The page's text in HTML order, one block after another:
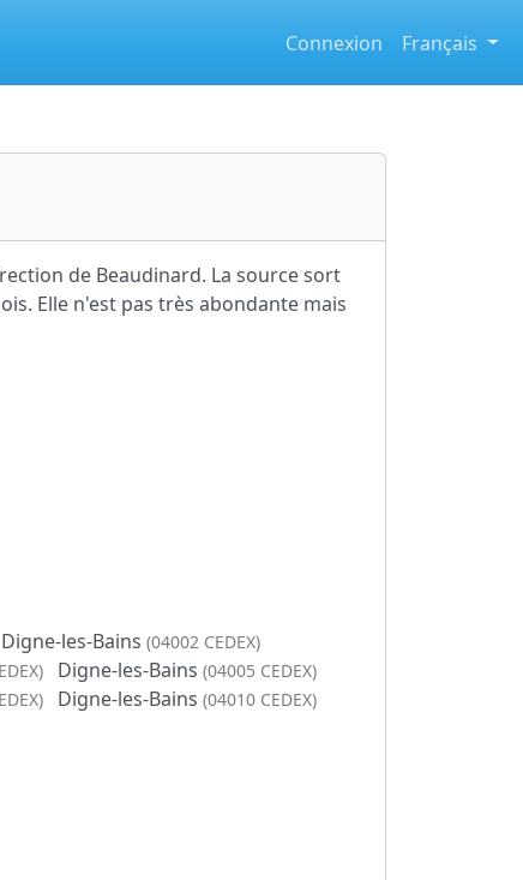
Connexion Français
de Beaudinard. La source sort
Elle n'est pas très abondante mais
Digne-les-Bains (04002 CEDEX)
Digne-les-Bains (04005 CEDEX)
Digne-les-Bains (04010 CEDEX)